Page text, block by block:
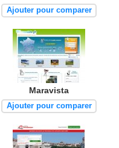
Ajouter pour comparer
Maravista
Ajouter pour comparer